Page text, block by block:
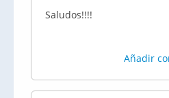
Saludos!!!!
Añadir